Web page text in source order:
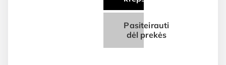
Pasiteirauti
dėl prekės